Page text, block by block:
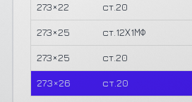
273×22 ст.20
273×25 ст.12Х1МФ
273×25 ст.20
273×26 ст.20